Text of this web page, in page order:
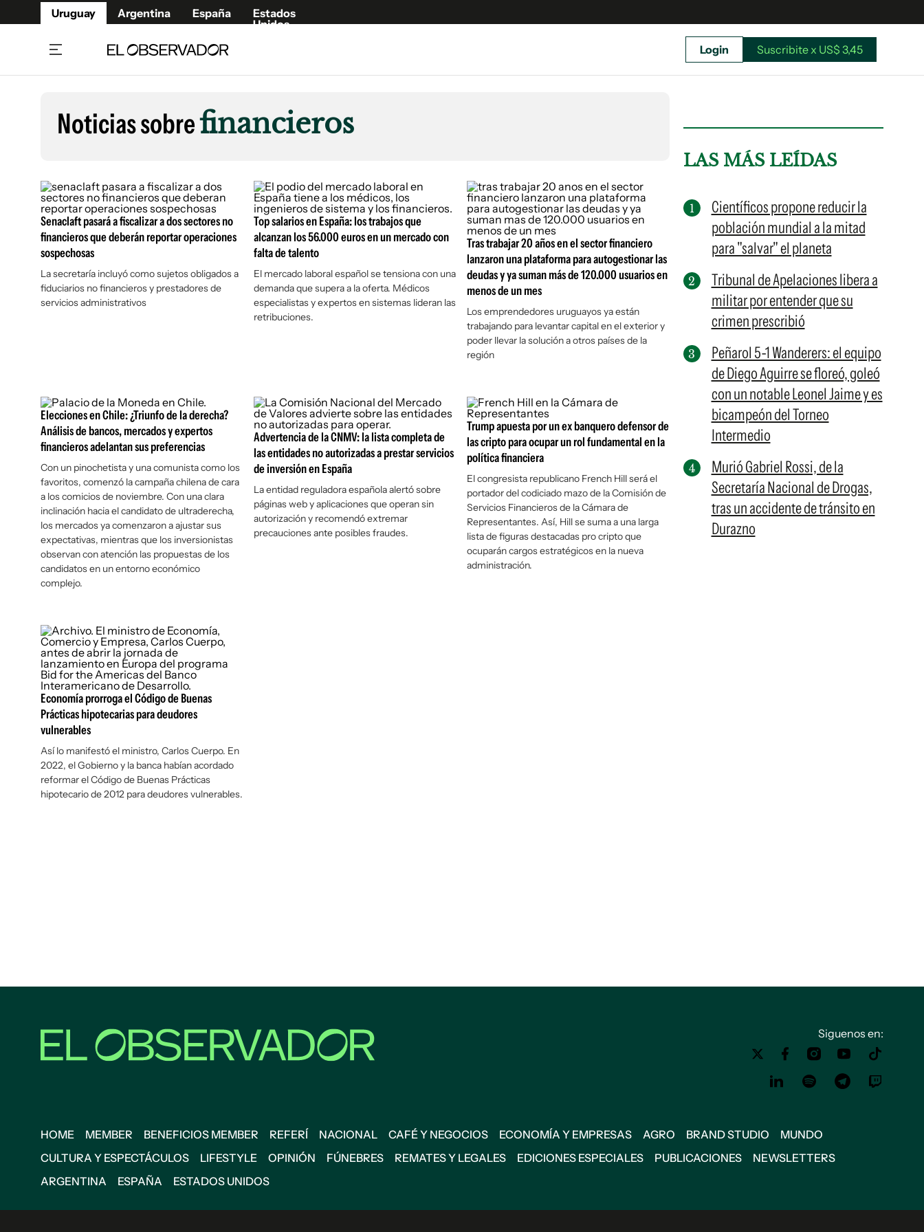
Uruguay Argentina España
Estados
Unidos
Beneficios Member
Café y Negocios
Economía y Empresas
Agro
Brand Studio
Mundo
Cultura y Espectáculos
Fúnebres
Publicaciones
Newsletters
Argentina
España
Estados Unidos
Suscribite x US$ 3,45
Login Suscribite x US$ 3,45
Noticias sobrefinancieros
Senaclaft pasará a fiscalizar a dos sectores no
financieros que deberán reportar operaciones
sospechosas
La secretaría incluyó como sujetos obligados a
fiduciarios no financieros y prestadores de
servicios administrativos
Top salarios en España: los trabajos que
alcanzan los 56.000 euros en un mercado con
falta de talento
El mercado laboral español se tensiona con una
demanda que supera a la oferta. Médicos
especialistas y expertos en sistemas lideran las
retribuciones.
Tras trabajar 20 años en el sector financiero
lanzaron una plataforma para autogestionar las
deudas y ya suman más de 120.000 usuarios en
menos de un mes
Los emprendedores uruguayos ya están
trabajando para levantar capital en el exterior y
poder llevar la solución a otros países de la
región
Elecciones en Chile: ¿Triunfo de la derecha?
Análisis de bancos, mercados y expertos
financieros adelantan sus preferencias
Con un pinochetista y una comunista como los
favoritos, comenzó la campaña chilena de cara
a los comicios de noviembre. Con una clara
inclinación hacia el candidato de ultraderecha,
los mercados ya comenzaron a ajustar sus
expectativas, mientras que los inversionistas
observan con atención las propuestas de los
candidatos en un entorno económico
complejo.
Advertencia de la CNMV: la lista completa de
las entidades no autorizadas a prestar servicios
de inversión en España
La entidad reguladora española alertó sobre
páginas web y aplicaciones que operan sin
autorización y recomendó extremar
precauciones ante posibles fraudes.
Trump apuesta por un ex banquero defensor de
las cripto para ocupar un rol fundamental en la
política financiera
El congresista republicano French Hill será el
portador del codiciado mazo de la Comisión de
Servicios Financieros de la Cámara de
Representantes. Así, Hill se suma a una larga
lista de figuras destacadas pro cripto que
ocuparán cargos estratégicos en la nueva
administración.
Economía prorroga el Código de Buenas
Prácticas hipotecarias para deudores
vulnerables
Así lo manifestó el ministro, Carlos Cuerpo. En
2022, el Gobierno y la banca habían acordado
reformar el Código de Buenas Prácticas
hipotecario de 2012 para deudores vulnerables.
LAS MÁS LEÍDAS
Científicos propone reducir la
población mundial a la mitad
para "salvar" el planeta
Tribunal de Apelaciones libera a
militar por entender que su
crimen prescribió
Peñarol 5-1 Wanderers: el equipo
de Diego Aguirre se floreó, goleó
con un notable Leonel Jaime y es
bicampeón del Torneo
Intermedio
Murió Gabriel Rossi, de la
Secretaría Nacional de Drogas,
tras un accidente de tránsito en
Durazno
Siguenos en:
HOME MEMBER BENEFICIOS MEMBER REFERÍ NACIONAL CAFÉ Y NEGOCIOS ECONOMÍA Y EMPRESAS AGRO BRAND STUDIO
MUNDO
CULTURA Y ESPECTÁCULOS
LIFESTYLE OPINIÓN FÚNEBRES REMATES Y LEGALES EDICIONES ESPECIALES PUBLICACIONES
NEWSLETTERS
ARGENTINA
ESPAÑA ESTADOS UNIDOS